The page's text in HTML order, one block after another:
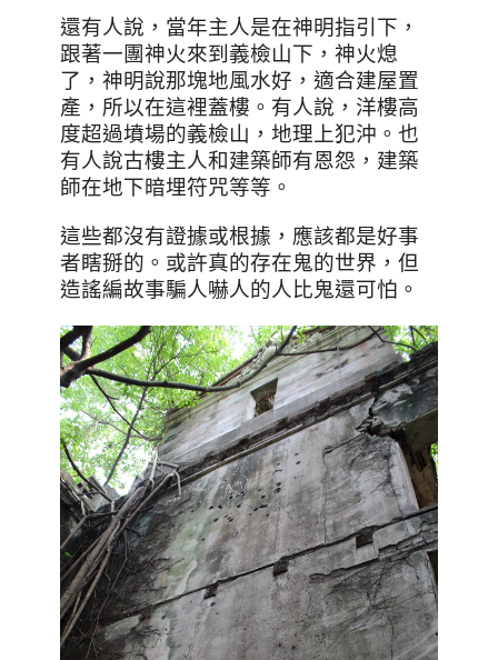
還有人說，當年主人是在神明指引下，
跟著一團神火來到義檢山下，神火熄
了，神明說那塊地風水好，適合建屋置
產，所以在這裡蓋樓。有人說，洋樓高
度超過墳場的義檢山，地理上犯沖。也
有人說古樓主人和建築師有恩怨，建築
師在地下暗埋符咒等等。
這些都沒有證據或根據，應該都是好事
者瞎掰的。或許真的存在鬼的世界，但
造謠編故事騙人嚇人的人比鬼還可怕。